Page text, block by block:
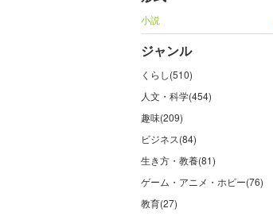
小説
ジャンル
くらし(510)
人文・科学(454)
趣味(209)
ビジネス(84)
生き方・教養(81)
ゲーム・アニメ・ホビー(76)
教育(27)